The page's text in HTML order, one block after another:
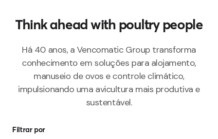
Think ahead with poultry people
Há 40 anos, a Vencomatic Group transforma
conhecimento em soluções para alojamento,
manuseio de ovos e controle climático,
impulsionando uma avicultura mais produtiva e
sustentável.
Filtrar por